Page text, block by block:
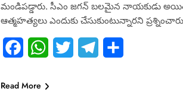
మండిపడ్డారు. సీఎం జగన్ బలమైన నాయకుడు
ఆత్మహత్యలు ఎందుకు చేసుకుంటున్నారని
FacebookWhatsApp
Twitter Telegram
Read More